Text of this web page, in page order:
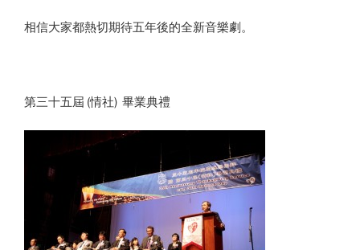
相信大家都熱切期待五年後的全新音樂劇。
第三十五屆 (情社) 畢業典禮